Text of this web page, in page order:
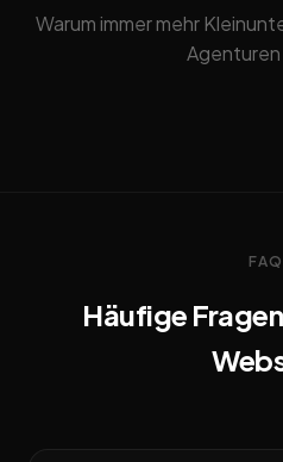
Warum immer mehr
FAQ
Häufige